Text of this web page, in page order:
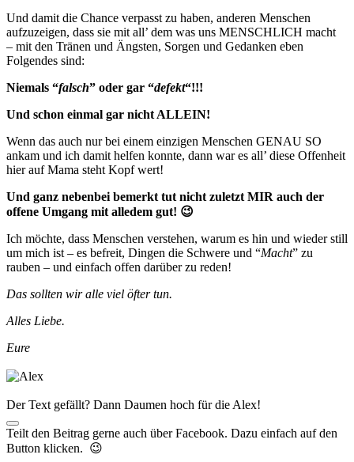
Und damit die Chance verpasst zu haben, anderen Menschen
aufzuzeigen, dass sie mit all’ dem was uns MENSCHLICH macht
– mit den Tränen und Ängsten, Sorgen und Gedanken eben
Folgendes sind:
Niemals “falsch” oder gar “defekt“!!!
Und schon einmal gar nicht ALLEIN!
Wenn das auch nur bei einem einzigen Menschen GENAU SO
ankam und ich damit helfen konnte, dann war es all’ diese Offenheit
hier auf Mama steht Kopf wert!
Und ganz nebenbei bemerkt tut nicht zuletzt MIR auch der
offene Umgang mit alledem gut! 😉
Ich möchte, dass Menschen verstehen, warum es hin und wieder still
um mich ist – es befreit, Dingen die Schwere und “Macht” zu
rauben – und einfach offen darüber zu reden!
Das sollten wir alle viel öfter tun.
Alles Liebe.
Eure
Der Text gefällt? Dann Daumen hoch für die Alex!
Teilt den Beitrag gerne auch über Facebook. Dazu einfach auf den
Button klicken. 😉